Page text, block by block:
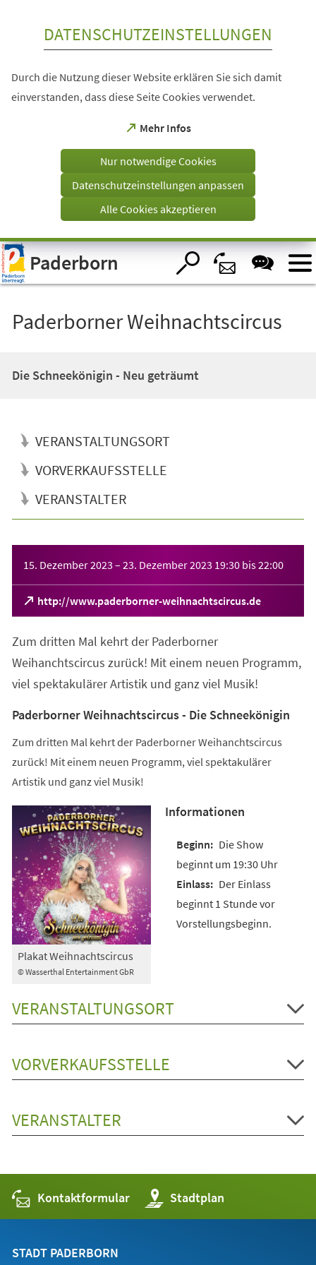
Visuelle
Assistenzsoftware
öffnen.
DATENSCHUTZEINSTELLUNGEN
Durch die Nutzung dieser Website erklären Sie sich damit
einverstanden, dass diese Seite Cookies verwendet.
Mehr Infos
(Öffnet
einem
Tab)
Nur notwendige Cookies
Datenschutzeinstellungen anpassen
Alle Cookies akzeptieren
Paderborn
Paderborner Weihnachtscircus
Die Schneekönigin - Neu geträumt
VERANSTALTUNGSORT
VORVERKAUFSSTELLE
VERANSTALTER
15. Dezember 2023 – 23. Dezember 2023 19:30 bis22:00
http://www.paderborner-weihnachtscircus.de
(Öffnet
in
neuen
Tab)
Zum dritten Mal kehrt der Paderborner
Weihanchtscircus zurück! Mit einem neuen Programm,
viel spektakulärer Artistik und ganz viel Musik!
Paderborner Weihnachtscircus - Die Schneekönigin
Zum dritten Mal kehrt der Paderborner Weihanchtscircus
zurück! Mit einem neuen Programm, viel spektakulärer
Artistik und ganz viel Musik!
© Wasserthal Entertainment GbR
Plakat Weihnachtscircus
Informationen
Die Show
beginnt um 19:30 Uhr
Der Einlass
beginnt 1 Stunde vor
Vorstellungsbeginn.
VERANSTALTUNGSORT
VORVERKAUFSSTELLE
VERANSTALTER
Kontaktformular Stadtplan
(Öffnet
in
einem
STADT PADERBORN